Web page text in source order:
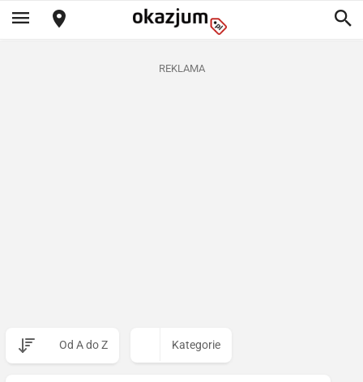
REKLAMA
Od A do Z Kategorie